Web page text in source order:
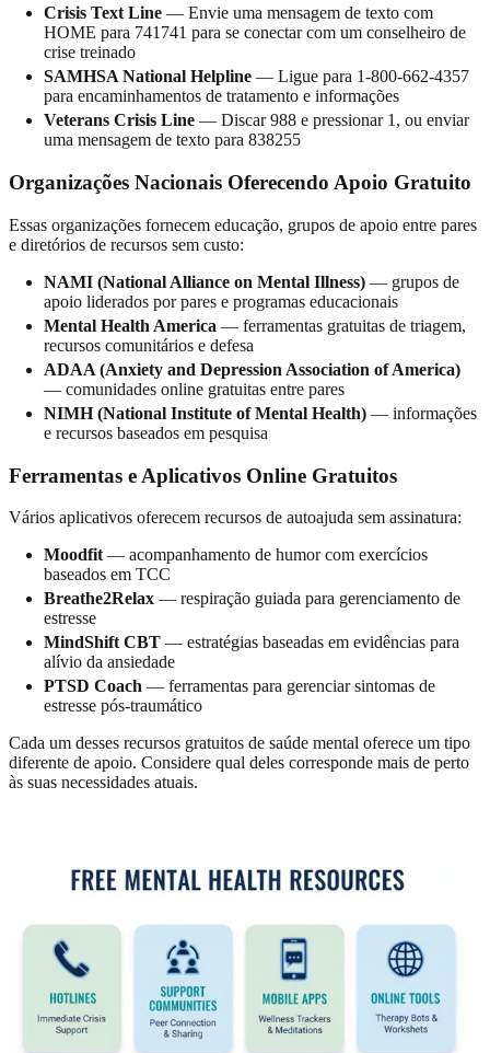
Crisis Text Line — Envie uma mensagem de texto com
HOME para 741741 para se conectar com um conselheiro de
crise treinado
SAMHSA National Helpline — Ligue para 1-800-662-4357
para encaminhamentos de tratamento e informações
Veterans Crisis Line — Discar 988 e pressionar 1, ou enviar
uma mensagem de texto para 838255
Organizações Nacionais Oferecendo Apoio Gratuito
Essas organizações fornecem educação, grupos de apoio entre pares
e diretórios de recursos sem custo:
NAMI (National Alliance on Mental Illness) — grupos de
apoio liderados por pares e programas educacionais
Mental Health America — ferramentas gratuitas de triagem,
recursos comunitários e defesa
ADAA (Anxiety and Depression Association of America)
— comunidades online gratuitas entre pares
NIMH (National Institute of Mental Health) — informações
e recursos baseados em pesquisa
Ferramentas e Aplicativos Online Gratuitos
Vários aplicativos oferecem recursos de autoajuda sem assinatura:
Moodfit — acompanhamento de humor com exercícios
baseados em TCC
Breathe2Relax — respiração guiada para gerenciamento de
estresse
MindShift CBT — estratégias baseadas em evidências para
alívio da ansiedade
PTSD Coach — ferramentas para gerenciar sintomas de
estresse pós-traumático
Cada um desses recursos gratuitos de saúde mental oferece um tipo
diferente de apoio. Considere qual deles corresponde mais de perto
às suas necessidades atuais.